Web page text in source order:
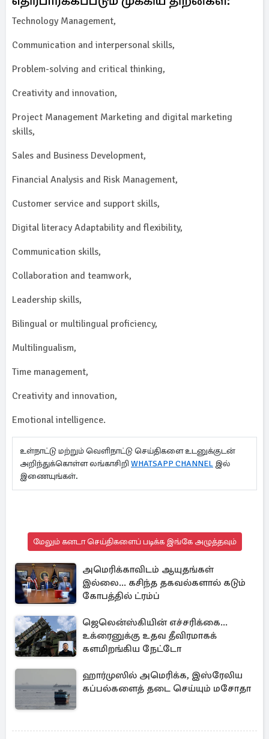
Technology Management,
Communication and interpersonal skills,
Problem-solving and critical thinking,
Creativity and innovation,
Project Management Marketing and digital marketing
skills,
Sales and Business Development,
Financial Analysis and Risk Management,
Customer service and support skills,
Digital literacy Adaptability and flexibility,
Communication skills,
Collaboration and teamwork,
Leadership skills,
Bilingual or multilingual proficiency,
Multilingualism,
Time management,
Creativity and innovation,
Emotional intelligence.
உள்நாட்டு மற்றும் வெளிநாட்டு செய்திகளை உடனுக்குடன்
அறிந்துக்கொள்ள லங்காசிறி WHATSAPP CHANNEL இல்
இணையுங்கள்.
மேலும் கனடா செய்திகளைப் படிக்க இங்கே அழுத்தவும்
அமெரிக்காவிடம் ஆயுதங்கள்
இல்லை... கசிந்த தகவல்களால் கடும்
கோபத்தில் ட்ரம்ப்
ஜெலென்ஸ்கியின் எச்சரிக்கை...
உக்ரைனுக்கு உதவ தீவிரமாகக்
களமிறங்கிய நேட்டோ
ஹார்முஸில் அமெரிக்க, இஸ்ரேலிய
கப்பல்களைத் தடை செய்யும் மசோதா